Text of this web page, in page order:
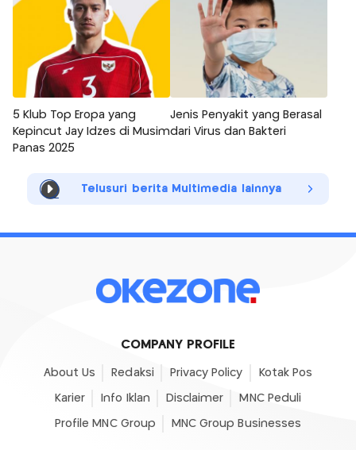
5 Klub Top Eropa yang
Kepincut Jay Idzes di Musim
Panas 2025
Jenis Penyakit yang Berasal
dari Virus dan Bakteri
Telusuri berita Multimedia lainnya
COMPANY PROFILE
About Us Redaksi Privacy Policy Kotak Pos
Karier Info Iklan Disclaimer MNC Peduli
Profile MNC Group MNC Group Businesses